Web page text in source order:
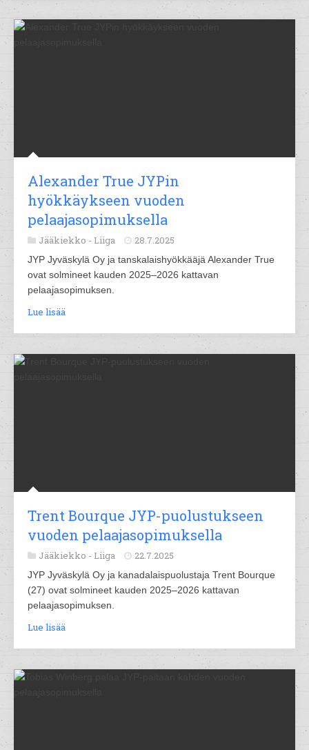
Alexander True JYPin
hyökkäykseen vuoden
pelaajasopimuksella
Jääkiekko - Liiga 28.7.2025
JYP Jyväskylä Oy ja tanskalaishyökkääjä Alexander True
ovat solmineet kauden 2025–2026 kattavan
pelaajasopimuksen.
Lue lisää
Trent Bourque JYP-puolustukseen
vuoden pelaajasopimuksella
Jääkiekko - Liiga 22.7.2025
JYP Jyväskylä Oy ja kanadalaispuolustaja Trent Bourque
(27) ovat solmineet kauden 2025–2026 kattavan
pelaajasopimuksen.
Lue lisää